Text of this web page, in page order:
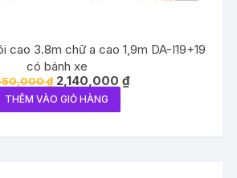
cao 3.8m chữ a cao 1,9m DA-I19+19
có bánh xe
₫ Giá
gốc
là:
3,550,000 ₫.
2,140,000₫Giá
hiện
THÊM VÀO GIỎ HÀNG